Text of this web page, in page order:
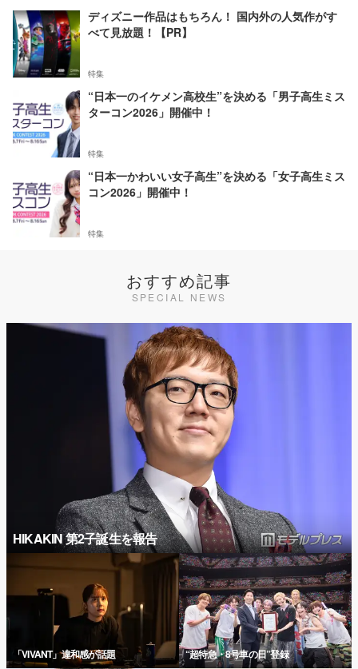
ディズニー作品はもちろん！ 国内外の人気作がす
べて見放題！【PR】
特集
“日本一のイケメン高校生”を決める「男子高生ミス
ターコン2026」開催中！
特集
“日本一かわいい女子高生”を決める「女子高生ミス
コン2026」開催中！
特集
おすすめ記事
SPECIAL NEWS
HIKAKIN 第2子誕生を報告
「VIVANT」違和感が話題 “超特急・8号車の日”登録